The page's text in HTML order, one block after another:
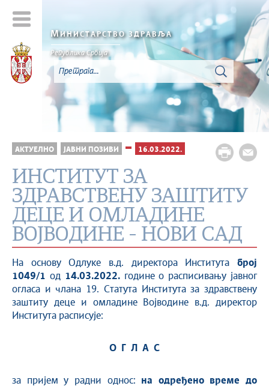
МИНИСТАРСТВО ЗДРАВЉА
Република Србија
АКТУЕЛНО ЈАВНИ ПОЗИВИ 16.03.2022.
ИНСТИТУТ ЗА
ЗДРАВСТВЕНУ ЗАШТИТУ
ДЕЦЕ И ОМЛАДИНЕ
ВОЈВОДИНЕ - НОВИ САД
На основу Одлуке в.д. директора Института број
1049/1 од 14.03.2022.године о расписивању јавног
огласа и члана 19. Статута Института за здравствену
заштиту деце и омладине Војводине в.д. директор
Института расписује:
О Г Л А С
за пријем у радни однос: на одређено време до